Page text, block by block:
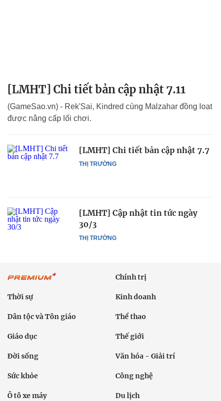
[LMHT] Chi tiết bản cập nhật 7.11
(GameSao.vn) - Rek'Sai, Kindred cùng Malzahar đồng loạt
được nâng cấp lối chơi.
THỊ TRƯỜNG
[LMHT] Chi tiết bản cập nhật 7.7
THỊ TRƯỜNG
[LMHT] Cập nhật tin tức ngày
30/3
Chính trị
Thời sự Kinh doanh
Dân tộc và Tôn giáo Thể thao
Giáo dục Thế giới
Đời sống Văn hóa - Giải trí
Sức khỏe Công nghệ
Ô tô xe máy Du lịch